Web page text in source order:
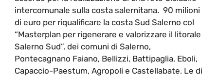
intercomunale sulla costa salernitana. 90 milioni
di euro per riqualificare la costa Sud Salerno col
“Masterplan per rigenerare e valorizzare il litorale
Salerno Sud”, dei comuni di Salerno,
Pontecagnano Faiano, Bellizzi, Battipaglia, Eboli,
Capaccio-Paestum, Agropoli e Castellabate. Le di